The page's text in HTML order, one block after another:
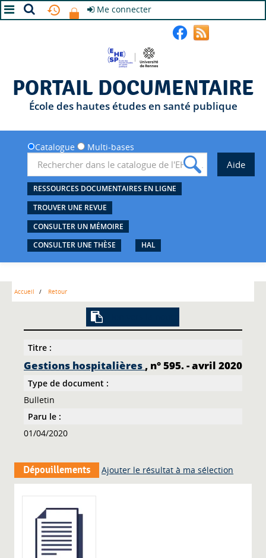
Me connecter
PORTAIL DOCUMENTAIRE
École des hautes études en santé publique
Catalogue Multi-bases
RESSOURCES DOCUMENTAIRES EN LIGNE
TROUVER UNE REVUE
CONSULTER UN MÉMOIRE
CONSULTER UNE THÈSE
HAL
Accueil Retour
Titre :
Gestions hospitalières , n° 595. - avril 2020
Type de document :
Bulletin
Paru le :
01/04/2020
Dépouillements Ajouter le résultat à ma sélection